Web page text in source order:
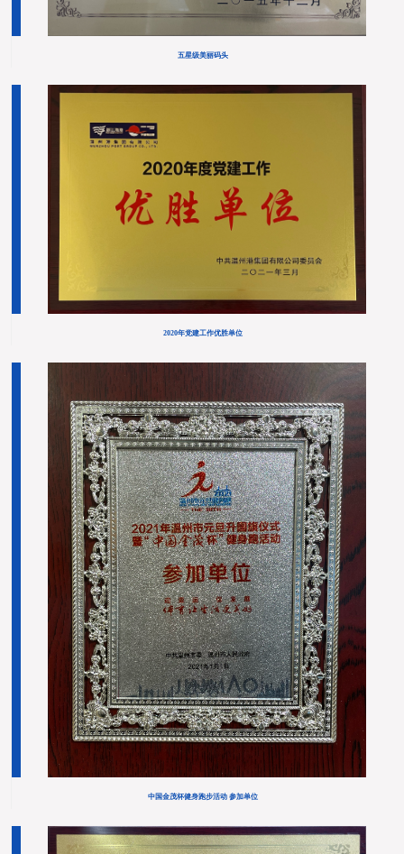
五星级美丽码头
2020年党建工作优胜单位
中国金茂杯健身跑步活动 参加单位